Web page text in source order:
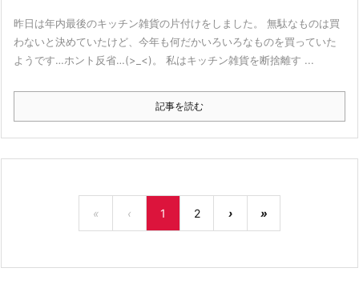
昨日は年内最後のキッチン雑貨の片付けをしました。 無駄なものは買
わないと決めていたけど、今年も何だかいろいろなものを買っていた
ようです…ホント反省…(>_<)。 私はキッチン雑貨を断捨離す ...
記事を読む
« ‹ 1 2 › »